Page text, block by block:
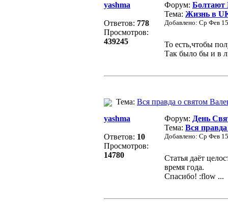
yashma
Ответов: 778
Просмотров:
439245
Форум: Болтают
Тема: Жизнь в
Добавлено: Ср Фев
То есть,чтобы
Так было бы и в
Тема: Вся правда о святом
yashma
Ответов: 10
Просмотров:
14780
Форум: День
Тема: Вся
Добавлено: Ср Фев
Статья даёт
время года.
Спасибо! :flow ...